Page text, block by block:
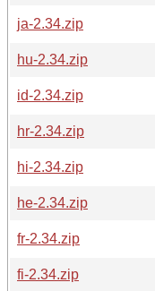
ja-2.34.zip
hu-2.34.zip
id-2.34.zip
hr-2.34.zip
hi-2.34.zip
he-2.34.zip
fr-2.34.zip
fi-2.34.zip